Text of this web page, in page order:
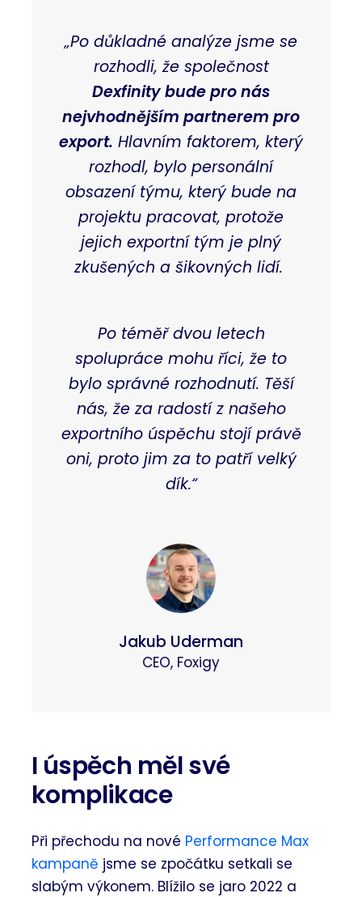
„Po důkladné analýze jsme se
rozhodli, že společnost
Dexfinity bude pro nás
nejvhodnějším partnerem pro
export. Hlavním faktorem, který
rozhodl, bylo personální
obsazení týmu, který bude na
projektu pracovat, protože
jejich exportní tým je plný
zkušených a šikovných lidí.
Po téměř dvou letech
spolupráce mohu říci, že to
bylo správné rozhodnutí. Těší
nás, že za radostí z našeho
exportního úspěchu stojí právě
oni, proto jim za to patří velký
dík.“
Jakub Uderman
CEO, Foxigy
I úspěch měl své
komplikace
Při přechodu na nové Performance Max
kampaně jsme se zpočátku setkali se
slabým výkonem. Blížilo se jaro 2022 a